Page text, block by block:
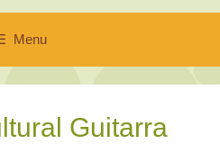
Menu
Guitarra